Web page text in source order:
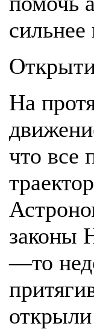
На
что все
законы
—то